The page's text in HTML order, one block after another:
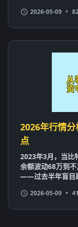
2026-05-09 •
2026年行情
点
2023年3月，当比
余额波动68万到
——过去半年盲目
2026-05-09 •